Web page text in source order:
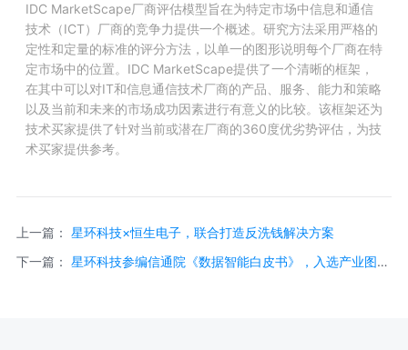
IDC MarketScape厂商评估模型旨在为特定市场中信息和通信
技术（ICT）厂商的竞争力提供一个概述。研究方法采用严格的
定性和定量的标准的评分方法，以单一的图形说明每个厂商在特
定市场中的位置。IDC MarketScape提供了一个清晰的框架，
在其中可以对IT和信息通信技术厂商的产品、服务、能力和策略
以及当前和未来的市场成功因素进行有意义的比较。该框架还为
技术买家提供了针对当前或潜在厂商的360度优劣势评估，为技
术买家提供参考。
上一篇：
星环科技×恒生电子，联合打造反洗钱解决方案
下一篇：
星环科技参编信通院《数据智能白皮书》，入选产业图谱